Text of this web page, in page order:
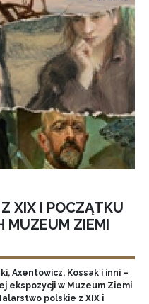
XIX I POCZĄTKU
MUZEUM ZIEMI
Axentowicz, Kossak i inni –
ekspozycji w Muzeum Ziemi
polskie z XIX i